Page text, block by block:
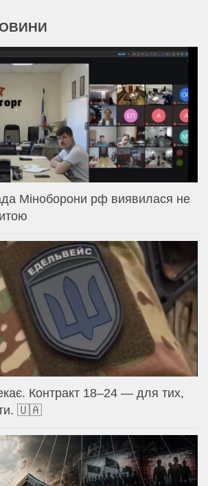
Міноборони рф виявилася не
Контракт 18–24 — для тих,
🇺🇦